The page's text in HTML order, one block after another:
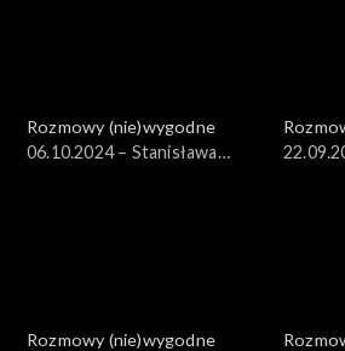
Rozmowy (nie)wygodne
06.10.2024 – Stanisława
Rozmowy (nie)wygodne